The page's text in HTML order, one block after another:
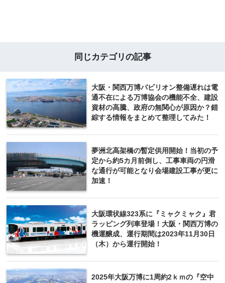
同じカテゴリの記事
大阪・関西万博パビリオン整備遅れは電
通不在による万博協会の機能不全、建設
資材の高騰、政府の無関心が原因か？錯
綜する情報をまとめて整理してみた！
夢洲北高架橋の暫定供用開始！当初の予
定から約5カ月前倒し、工事車両の円滑
な通行が可能となり会場建設工事が更に
加速！
大阪環状線323系に『ミャクミャク』君
ラッピング列車登場！大阪・関西万博の
機運醸成、運行期間は2023年11月30日
（木）から運行開始！
2025年大阪万博に1周約2ｋｍの『空中